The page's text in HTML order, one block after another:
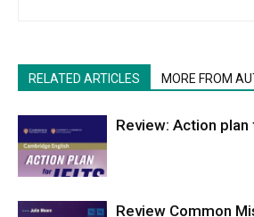
RELATED ARTICLES MORE FROM
Review: Action plan
Review Common